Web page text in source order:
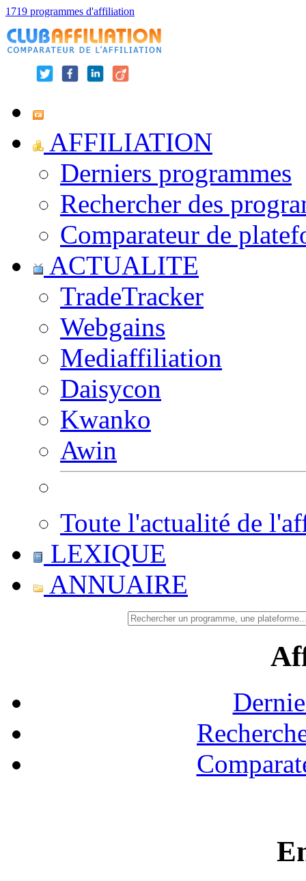
1719 programmes d'affiliation
AFFILIATION
Derniers programmes
Rechercher des
Comparateur de
ACTUALITE
TradeTracker
Webgains
Mediaffiliation
Daisycon
Kwanko
Awin
Toute l'actualité de
LEXIQUE
ANNUAIRE